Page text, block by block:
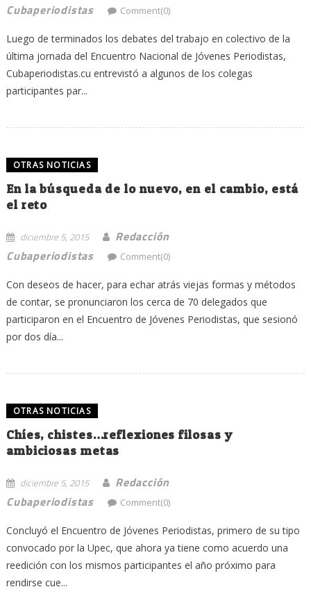
Cubaperiodistas
Comment(0)
Luego de terminados los debates del trabajo en colectivo de la
última jornada del Encuentro Nacional de Jóvenes Periodistas,
Cubaperiodistas.cu entrevistó a algunos de los colegas
participantes par...
OTRAS NOTICIAS
En la búsqueda de lo nuevo, en el cambio, está
el reto
diciembre 5, 2015
Redacción
Cubaperiodistas
Comment(0)
Con deseos de hacer, para echar atrás viejas formas y métodos
de contar, se pronunciaron los cerca de 70 delegados que
participaron en el Encuentro de Jóvenes Periodistas, que sesionó
por dos día...
OTRAS NOTICIAS
Chíes, chistes…reflexiones filosas y
ambiciosas metas
diciembre 5, 2015
Redacción
Cubaperiodistas
Comment(0)
Concluyó el Encuentro de Jóvenes Periodistas, primero de su tipo
convocado por la Upec, que ahora ya tiene como acuerdo una
reedición con los mismos participantes el año próximo para
rendirse cue...